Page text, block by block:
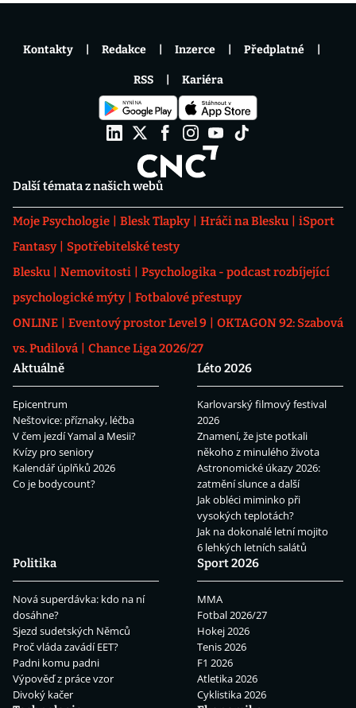
Další témata z našich webů
Moje Psychologie Blesk Tlapky Hráči na Blesku
iSport
Fantasy
Spotřebitelské testy
Blesku
Nemovitosti
Psychologika - podcast rozbíjející
psychologické mýty
Fotbalové přestupy
ONLINE
Eventový prostor Level 9
OKTAGON 92: Szabová
vs. Pudilová
Chance Liga 2026/27
Aktuálně
Epicentrum
Neštovice: příznaky, léčba
V čem jezdí Yamal a Mesii?
Kvízy pro seniory
Kalendář úplňků 2026
Co je bodycount?
Léto 2026
Karlovarský filmový festival
2026
Znamení, že jste potkali
někoho z minulého života
Astronomické úkazy 2026:
zatmění slunce a další
Jak obléci miminko při
vysokých teplotách?
Jak na dokonalé letní mojito
6 lehkých letních salátů
Politika
Nová superdávka: kdo na ní
dosáhne?
Sjezd sudetských Němců
Proč vláda zavádí EET?
Padni komu padni
Výpověď z práce vzor
Divoký kačer
Sport 2026
MMA
Fotbal 2026/27
Hokej 2026
Tenis 2026
F1 2026
Atletika 2026
Cyklistika 2026
Kontakty Redakce Inzerce Předplatné
RSS Kariéra